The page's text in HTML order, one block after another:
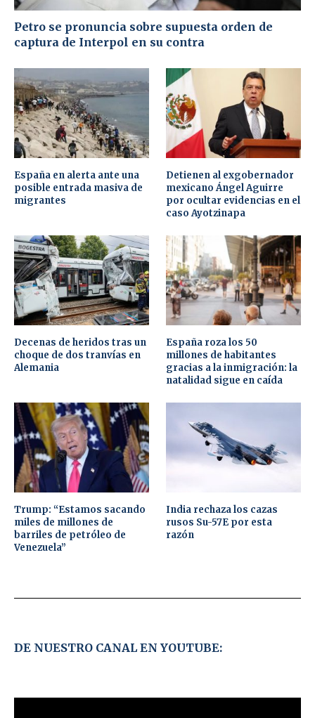
Petro se pronuncia sobre supuesta orden de
captura de Interpol en su contra
España en alerta ante una
posible entrada masiva de
migrantes
Detienen al exgobernador
mexicano Ángel Aguirre
por ocultar evidencias en el
caso Ayotzinapa
Decenas de heridos tras un
choque de dos tranvías en
Alemania
España roza los 50
millones de habitantes
gracias a la inmigración: la
natalidad sigue en caída
Trump: “Estamos sacando
miles de millones de
barriles de petróleo de
Venezuela”
India rechaza los cazas
rusos Su-57E por esta
razón
DE NUESTRO CANAL EN YOUTUBE: